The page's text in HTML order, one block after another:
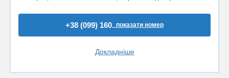
+38 (099) 160..показати номер
Докладніше